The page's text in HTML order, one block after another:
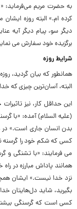
به حضرت مریم می‌فرماید: «
کرده‌ ام.» البته روزه
دیگر سو، پیام دیگر آیه
برگزیده خود سفارش می‌
شرایط روزه
همانطور که بیان گردید،
البته، آسان‌ترین چیزی که
این حداقل کار، نیز
(علیه السلام) آمده: «با
بدن انسان جاری است.» در
کسی که شکم خود را گرسنه
می‌ فرمایند: «با تشنگی و
همانند پاداش مبارزه در
نزد خدا نیست.» ایشان
بگیرید، شاید دل‌هایتان
کسی است که گرسنگی